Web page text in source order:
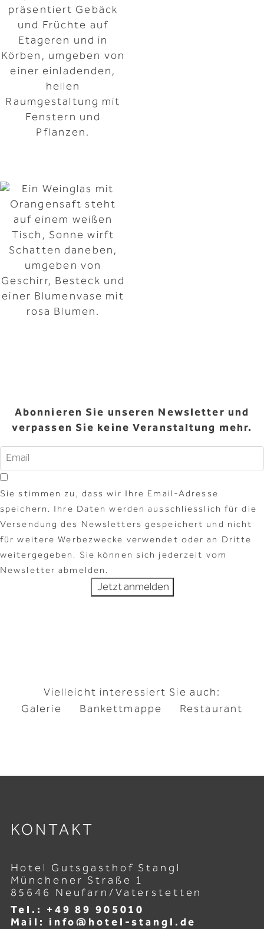
Abonnieren Sie unseren Newsletter und
verpassen Sie keine Veranstaltung mehr.
Sie stimmen zu, dass wir Ihre Email-Adresse
speichern. Ihre Daten werden ausschliesslich für die
Versendung des Newsletters gespeichert und nicht
für weitere Werbezwecke verwendet oder an Dritte
weitergegeben. Sie können sich jederzeit vom
Newsletter abmelden.
Jetzt anmelden
Vielleicht interessiert Sie auch:
Galerie
Bankettmappe Restaurant
KONTAKT
Hotel Gutsgasthof Stangl
Münchener Straße 1
85646 Neufarn/Vaterstetten
Tel.: +49 89 905010
Mail: info@hotel-stangl.de